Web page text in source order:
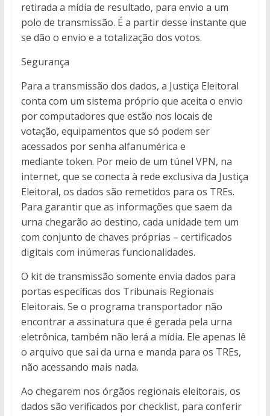
retirada a mídia de resultado, para envio a um
polo de transmissão. É a partir desse instante que
se dão o envio e a totalização dos votos.
Segurança
Para a transmissão dos dados, a Justiça Eleitoral
conta com um sistema próprio que aceita o envio
por computadores que estão nos locais de
votação, equipamentos que só podem ser
acessados por senha alfanumérica e
mediante token. Por meio de um túnel VPN, na
internet, que se conecta à rede exclusiva da Justiça
Eleitoral, os dados são remetidos para os TREs.
Para garantir que as informações que saem da
urna chegarão ao destino, cada unidade tem um
com conjunto de chaves próprias – certificados
digitais com inúmeras funcionalidades.
O kit de transmissão somente envia dados para
portas específicas dos Tribunais Regionais
Eleitorais. Se o programa transportador não
encontrar a assinatura que é gerada pela urna
eletrônica, também não lerá a mídia. Ele apenas lê
o arquivo que sai da urna e manda para os TREs,
não acessando mais nada.
Ao chegarem nos órgãos regionais eleitorais, os
dados são verificados por checklist, para conferir